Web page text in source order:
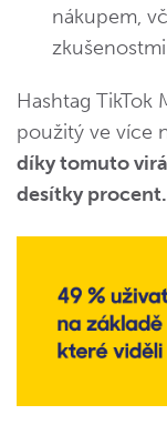
nákupem,
Hashtag TikTok
použitý ve více
díky tomuto
desítky procent.